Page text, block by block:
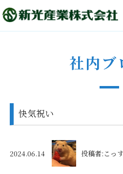
社内ブ
快気祝い
2024.06.14 投稿者:こっ